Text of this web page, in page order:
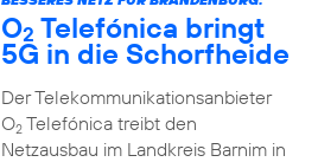
O2 Telefónica bringt
5G in die Schorfheide
Der Telekommunikationsanbieter
O2Telefónica treibt den
Netzausbau im Landkreis Barnim in